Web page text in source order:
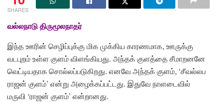
SHARES
வல்லநாடுதிருமூலநாதர்
இந்த ஊரின் செழிப்புக்கு மிக முக்கிய காரணமாக, ஊருக்கு
வடபுறம் உள்ள குளம் விளங்கியது. அந்தக் குளத்தை சீமாறனனே
வெட்டியதாக சொல்லப்படுகிறது. எனவே அந்தக் குளம், ‘சீவல்லப
ராஜன் குளம்’ என்று அழைக்கப்பட்டது. இதுவே நாளடைவில்
மருவி ‘ராஜன் குளம்’ என்றானது.